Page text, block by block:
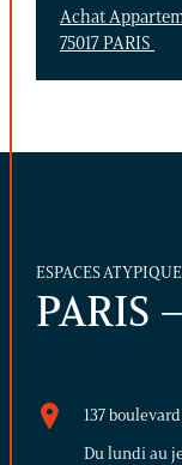
Achat
75017 PARIS
ESPACES
PARIS
137
Du lundi au